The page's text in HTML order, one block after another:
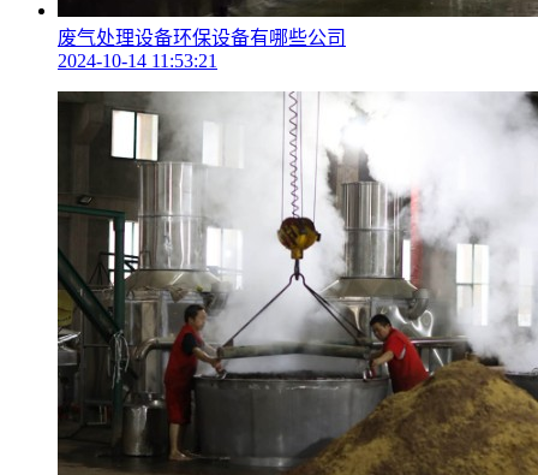
废气处理设备环保设备有哪些公司
2024-10-14 11:53:21